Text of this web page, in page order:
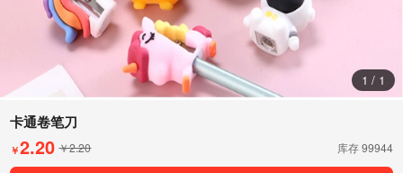
1 / 1
卡通卷笔刀
￥2.20 ￥2.20 库存99944